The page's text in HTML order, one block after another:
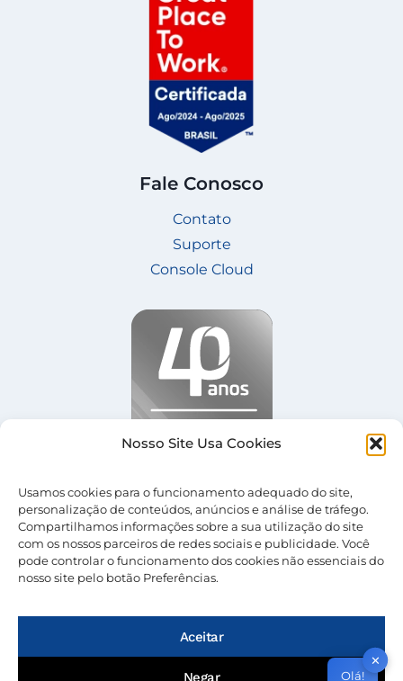
Nosso Site Usa Cookies
Usamos cookies para o funcionamento adequado do site,
personalização de conteúdos, anúncios e análise de tráfego.
Compartilhamos informações sobre a sua utilização do site
com os nossos parceiros de redes sociais e publicidade. Você
pode controlar o funcionamento dos cookies não essenciais do
nosso site pelo botão Preferências.
Aceitar
Negar
Fale Conosco
Contato
Suporte
Console Cloud
© 2026 Nevolus |Termos de Uso
✕
Olá!